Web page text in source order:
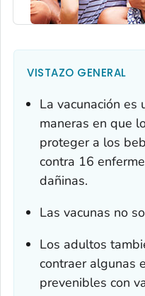
VISTAZO GENERAL
La vacunación es
maneras en que
proteger a los
contra 16
dañinas.
Las vacunas no
Los adultos
contraer algunas
prevenibles con